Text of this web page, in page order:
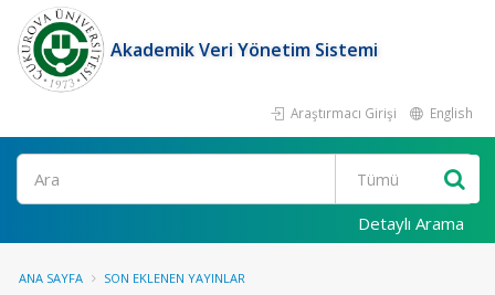
Akademik Veri Yönetim Sistemi
Araştırmacı Girişi English
Ara
Detaylı Arama
ANA SAYFA SON EKLENEN YAYINLAR